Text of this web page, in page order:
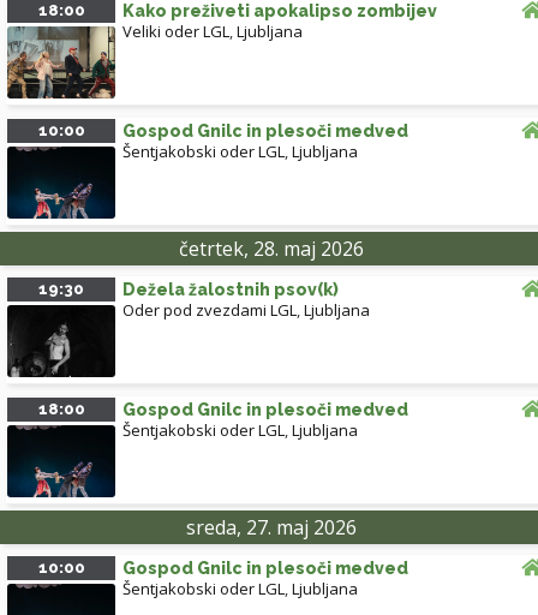
18:00 Kako preživeti apokalipso zombijev
Veliki oder LGL,Ljubljana
10:00 Gospod Gnilc in plesoči medved
Šentjakobski oder LGL,Ljubljana
četrtek, 28. maj 2026
19:30 Dežela žalostnih psov(k)
Oder pod zvezdami LGL,Ljubljana
18:00 Gospod Gnilc in plesoči medved
Šentjakobski oder LGL,Ljubljana
sreda, 27. maj 2026
10:00 Gospod Gnilc in plesoči medved
Šentjakobski oder LGL,Ljubljana